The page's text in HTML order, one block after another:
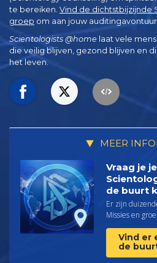
te bereiken. Vind de dichtstbijzijnde
groep om aan jouw
Scientologists @home laat vele
die veilig blijven, gezond blijven en
het leven.
MEER
Vraag je
de buurt
Er zijn
Missies en
Vind er
de